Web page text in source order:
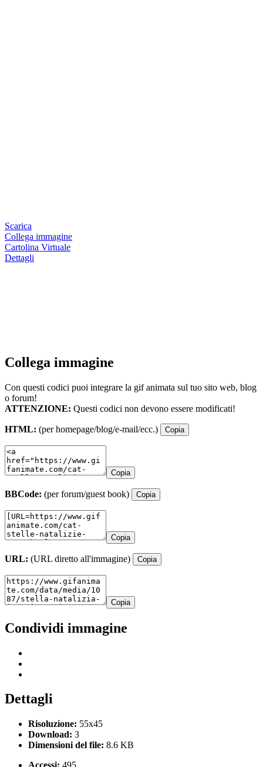
Scarica
Collega immagine
Cartolina Virtuale
Dettagli
Collega immagine
Con questi codici puoi integrare la gif animata sul tuo sito web, blog
o forum!
ATTENZIONE: Questi codici non devono essere modificati!
HTML: (per homepage/blog/e-mail/ecc.) Copia
Copia
BBCode: (per forum/guest book) Copia
Copia
URL: (URL diretto all'immagine) Copia
Copia
Condividi immagine
Dettagli
Risoluzione: 55x45
Download: 3
Dimensioni del file: 8.6 KB